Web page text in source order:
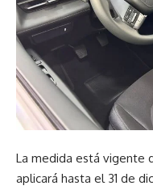
La medida está vigente
aplicará hasta el 31 de